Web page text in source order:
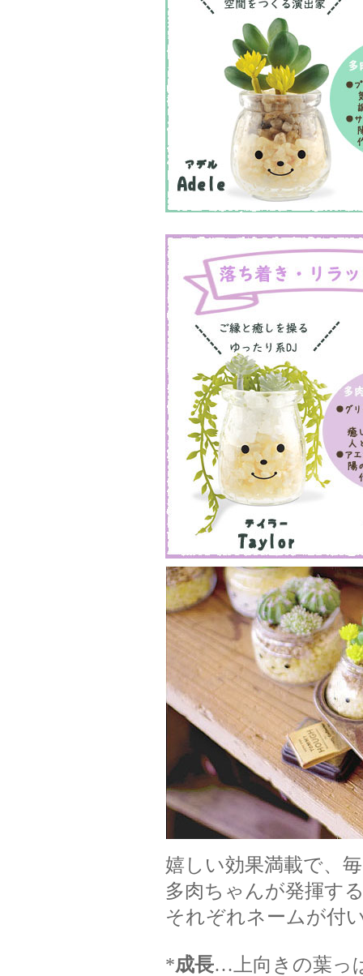
嬉しい効果満載で、
多肉ちゃんが発揮す
それぞれネームが付
*成長…上向きの葉っ